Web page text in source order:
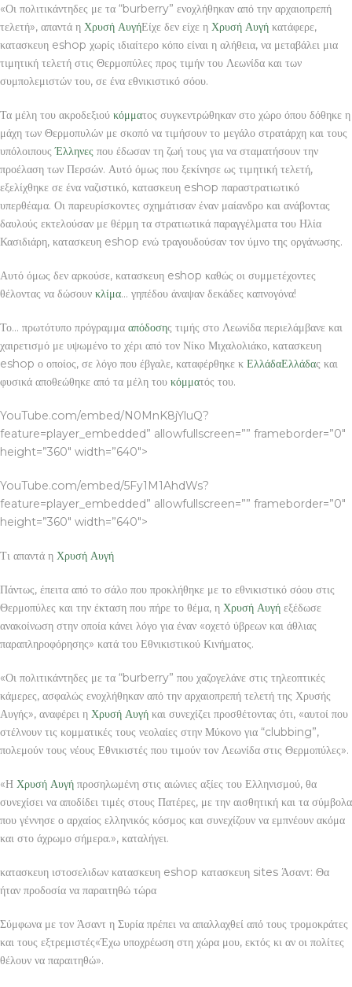
«Οι πολιτικάντηδες με τα “burberry” ενοχλήθηκαν από την αρχαιοπρεπή
τελετή», απαντά η Χρυσή ΑυγήΕίχε δεν είχε η Χρυσή Αυγή κατάφερε,
κατασκευη eshop χωρίς ιδιαίτερο κόπο είναι η αλήθεια, να μεταβάλει μια
τιμητική τελετή στις Θερμοπύλες προς τιμήν του Λεωνίδα και των
συμπολεμιστών του, σε ένα εθνικιστικό σόου.
Τα μέλη του ακροδεξιού κόμματος συγκεντρώθηκαν στο χώρο όπου δόθηκε η
μάχη των Θερμοπυλών με σκοπό να τιμήσουν το μεγάλο στρατάρχη και τους
υπόλοιπουςΈλληνες που έδωσαν τη ζωή τους για να σταματήσουν την
προέλαση των Περσών. Αυτό όμως που ξεκίνησε ως τιμητική τελετή,
εξελίχθηκε σε ένα ναζιστικό, κατασκευη eshop παραστρατιωτικό
υπερθέαμα. Οι παρευρίσκοντες σχημάτισαν έναν μαίανδρο και ανάβοντας
δαυλούς εκτελούσαν με θέρμη τα στρατιωτικά παραγγέλματα του Ηλία
Κασιδιάρη, κατασκευη eshop ενώ τραγουδούσαν τον ύμνο της οργάνωσης.
Αυτό όμως δεν αρκούσε, κατασκευη eshop καθώς οι συμμετέχοντες
θέλοντας να δώσουν κλίμα… γηπέδου άναψαν δεκάδες καπνογόνα!
Το… πρωτότυπο πρόγραμμα απόδοσης τιμής στο Λεωνίδα περιελάμβανε και
χαιρετισμό με υψωμένο το χέρι από τον Νίκο Μιχαλολιάκο, κατασκευη
eshop ο οποίος, σε λόγο που έβγαλε, καταφέρθηκε κ ΕλλάδαΕλλάδας και
φυσικά αποθεώθηκε από τα μέλη του κόμματός του.
YouTube.com/embed/N0MnK8jYluQ?
feature=player_embedded” allowfullscreen=”” frameborder=”0″
height=”360″ width=”640″>
YouTube.com/embed/5Fy1M1AhdWs?
feature=player_embedded” allowfullscreen=”” frameborder=”0″
height=”360″ width=”640″>
Τι απαντά η Χρυσή Αυγή
Πάντως, έπειτα από το σάλο που προκλήθηκε με το εθνικιστικό σόου στις
Θερμοπύλες και την έκταση που πήρε το θέμα, η Χρυσή Αυγή εξέδωσε
ανακοίνωση στην οποία κάνει λόγο για έναν «οχετό ύβρεων και άθλιας
παραπληροφόρησης» κατά του Εθνικιστικού Κινήματος.
«Οι πολιτικάντηδες με τα “burberry” που χαζογελάνε στις τηλεοπτικές
κάμερες, ασφαλώς ενοχλήθηκαν από την αρχαιοπρεπή τελετή της Χρυσής
Αυγής», αναφέρει η Χρυσή Αυγή και συνεχίζει προσθέτοντας ότι, «αυτοί που
στέλνουν τις κομματικές τους νεολαίες στην Μύκονο για “clubbing”,
πολεμούν τους νέους Εθνικιστές που τιμούν τον Λεωνίδα στις Θερμοπύλες».
«Η Χρυσή Αυγή προσηλωμένη στις αιώνιες αξίες του Ελληνισμού, θα
συνεχίσει να αποδίδει τιμές στους Πατέρες, με την αισθητική και τα σύμβολα
που γέννησε ο αρχαίος ελληνικός κόσμος και συνεχίζουν να εμπνέουν ακόμα
και στο άχρωμο σήμερα.», καταλήγει.
κατασκευη ιστοσελιδων κατασκευη eshop κατασκευη sites Άσαντ: Θα
ήταν προδοσία να παραιτηθώ τώρα
Σύμφωνα με τον Άσαντ η Συρία πρέπει να απαλλαχθεί από τους τρομοκράτες
και τους εξτρεμιστές«Έχω υποχρέωση στη χώρα μου, εκτός κι αν οι πολίτες
θέλουν να παραιτηθώ».